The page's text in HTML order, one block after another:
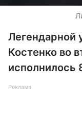
Легендарной
Костенко во
исполнилось
Реклама